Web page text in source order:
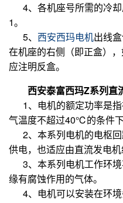
4、各机座号所需的冷却
1。
5、 西安西玛电机出线
在机座的右侧（即正盒）
应注明反盒。
西安泰富西玛Z系列直
1、电机的额定功率是指
气温度不超过40℃的条件下
2、本系列电机的电枢回
供电，也适应由直流发电机
3、本系列电机工作环境
缘有腐蚀作用的气体。
4、电机可以安装在环境